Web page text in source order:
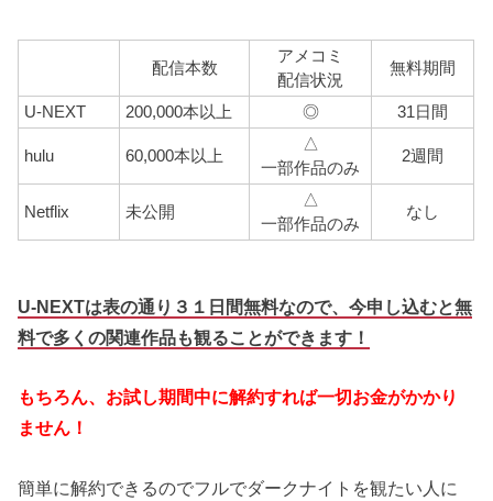
配信本数
アメコミ
配信状況
無料期間
U-NEXT 200,000本以上 ◎ 31日間
hulu 60,000本以上
△
一部作品のみ
2週間
Netflix 未公開
△
一部作品のみ
なし
U-NEXTは表の通り３１日間無料なので、今申し込むと無
料で多くの関連作品も観ることができます！
もちろん、お試し期間中に解約すれば一切お金がかかり
ません！
簡単に解約できるのでフルでダークナイトを観たい人に